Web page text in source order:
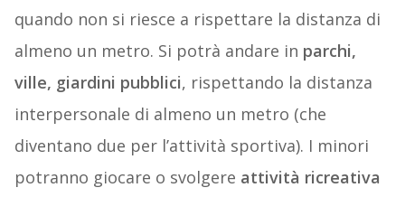
quando non si riesce a rispettare la distanza di
almeno un metro. Si potrà andare in parchi,
ville, giardini pubblici, rispettando la distanza
interpersonale di almeno un metro (che
diventano due per l’attività sportiva). I minori
potranno giocare o svolgere attività ricreativa